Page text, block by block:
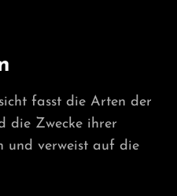
fasst die Arten der
die Zwecke ihrer
und verweist auf die